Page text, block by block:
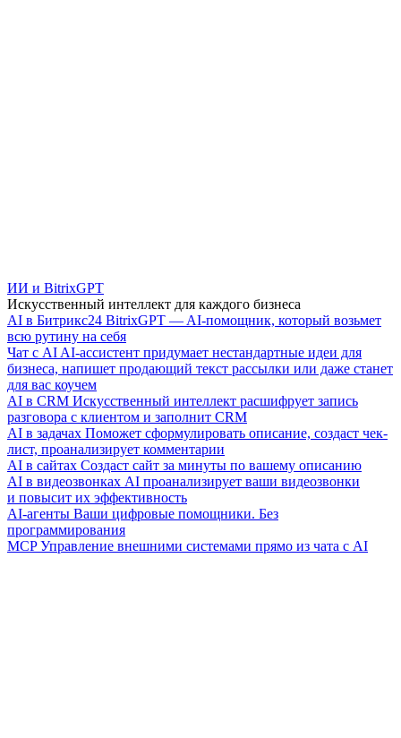
ИИ и BitrixGPT
Искусственный интеллект для каждого бизнеса
AI в Битрикс24 BitrixGPT — AI-помощник, который возьмет
всю рутину на себя
Чат с AI AI-ассистент придумает нестандартные идеи для
бизнеса, напишет продающий текст рассылки или даже станет
для вас коучем
AI в CRM Искусственный интеллект расшифрует запись
разговора с клиентом и заполнит CRM
AI в задачах Поможет сформулировать описание, создаст чек-
лист, проанализирует комментарии
AI в сайтах Создаст сайт за минуты по вашему описанию
AI в видеозвонках AI проанализирует ваши видеозвонки
и повысит их эффективность
AI-агенты Ваши цифровые помощники. Без
программирования
MCP Управление внешними системами прямо из чата с AI